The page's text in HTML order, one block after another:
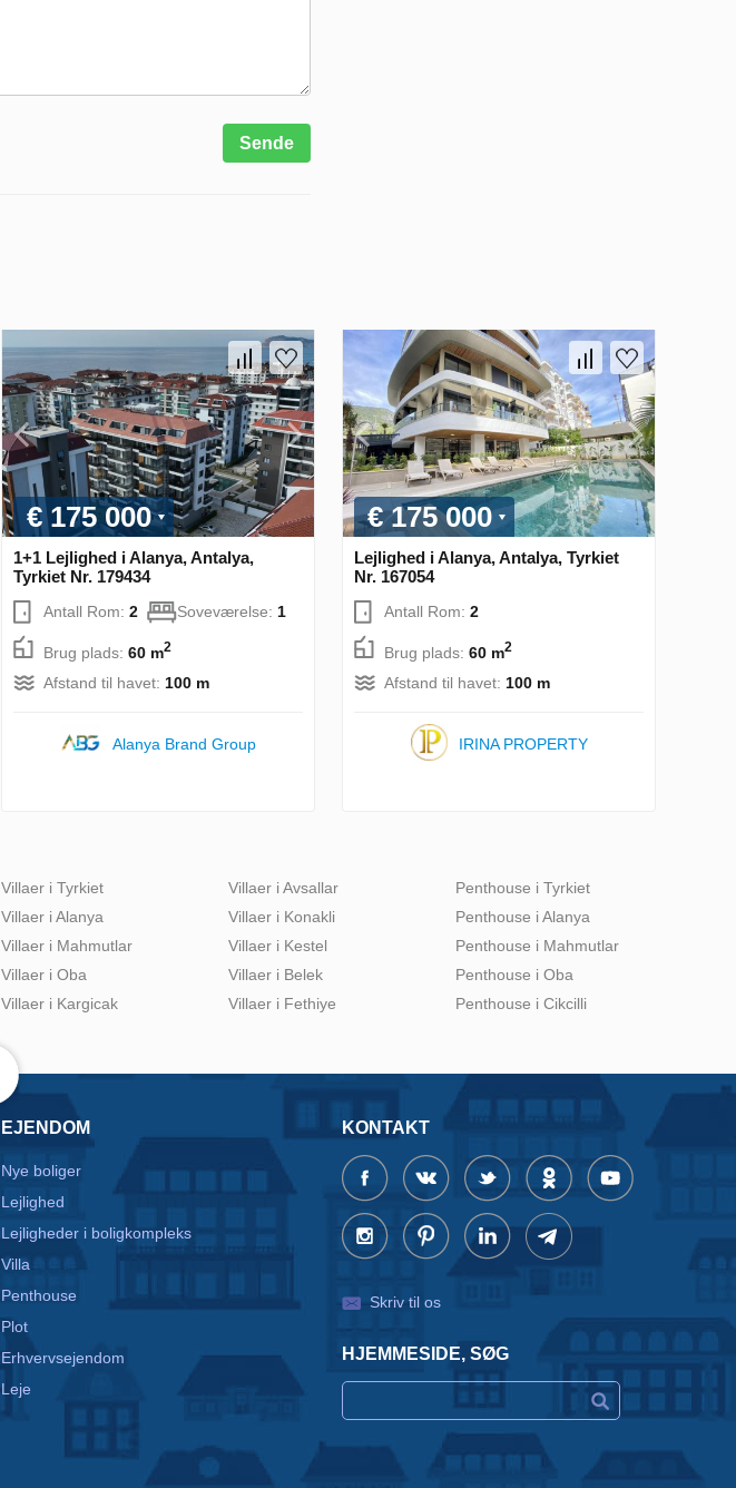
Sende
€ 175 000
1+1 Lejlighed i Alanya, Antalya,
Tyrkiet Nr. 179434
Antall Rom: 2 Soveværelse: 1
Brug plads: 60 m2
Afstand til havet: 100 m
Alanya Brand Group
€ 175 000
Lejlighed i Alanya, Antalya, Tyrkiet
Nr. 167054
Antall Rom: 2
Brug plads: 60 m2
Afstand til havet: 100 m
IRINA PROPERTY
Villaer i Tyrkiet
Villaer i Alanya
Villaer i Mahmutlar
Villaer i Oba
Villaer i Kargicak
Villaer i Avsallar
Villaer i Konakli
Villaer i Kestel
Villaer i Belek
Villaer i Fethiye
Penthouse i Tyrkiet
Penthouse i Alanya
Penthouse i Mahmutlar
Penthouse i Oba
Penthouse i Cikcilli
EJENDOM
Nye boliger
Lejlighed
Lejligheder i boligkompleks
Villa
Penthouse
Plot
Erhvervsejendom
Leje
KONTAKT
Skriv til os
HJEMMESIDE, SØG